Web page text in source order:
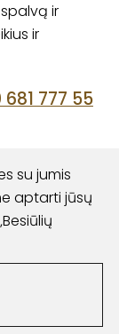
ir
ir
681 777 55
su jumis
aptarti jūsų